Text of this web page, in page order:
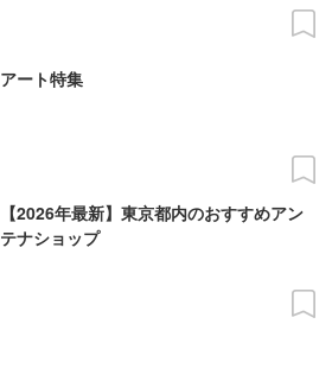
アート特集
【2026年最新】東京都内のおすすめアン
テナショップ